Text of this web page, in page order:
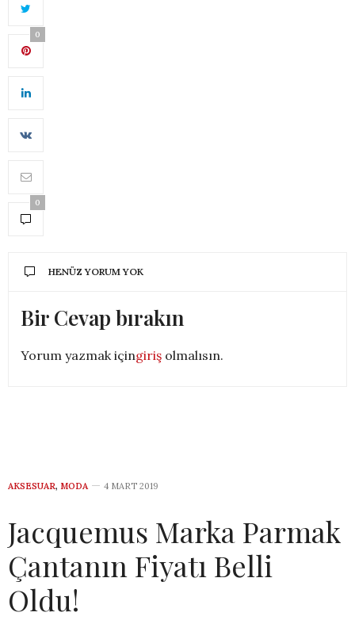
0
0
HENÜZ YORUM YOK
Bir Cevap bırakın
Yorum yazmak içingiriş olmalısın.
AKSESUAR, MODA 4 MART 2019
Jacquemus Marka Parmak
Çantanın Fiyatı Belli
Oldu!